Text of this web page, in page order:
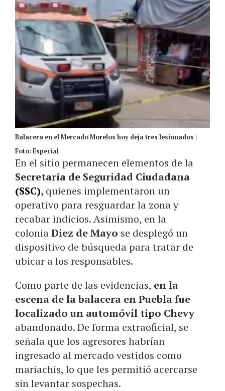
Balacera en el Mercado Morelos hoy deja tres lesionados |
Foto: Especial
En el sitio permanecen elementos de la
Secretaría de Seguridad Ciudadana
(SSC), quienes implementaron un
operativo para resguardar la zona y
recabar indicios. Asimismo, en la
coloniaDiez de Mayo se desplegó un
dispositivo de búsqueda para tratar de
ubicar a los responsables.
Como parte de las evidencias, en la
escena de la balacera en Puebla fue
localizado un automóvil tipo Chevy
abandonado. De forma extraoficial, se
señala que los agresores habrían
ingresado al mercado vestidos como
mariachis, lo que les permitió acercarse
sin levantar sospechas.